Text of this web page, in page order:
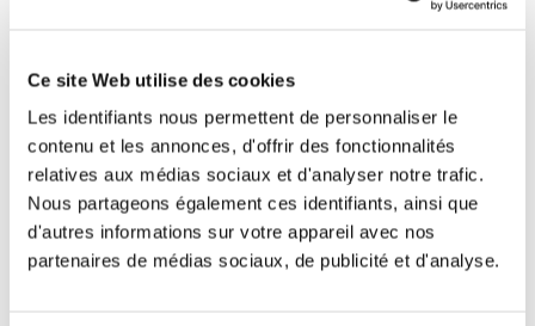
Ce site Web utilise des cookies
Les identifiants nous permettent de personnaliser le
contenu et les annonces, d'offrir des fonctionnalités
relatives aux médias sociaux et d'analyser notre trafic.
Nous partageons également ces identifiants, ainsi que
d'autres informations sur votre appareil avec nos
partenaires de médias sociaux, de publicité et d'analyse.
fafefifofu - Learn to read in French: The
Listen and repeat the syllables and words!
Click on the syllables and click on the pictures!
fa - fe - fi - fo - fu